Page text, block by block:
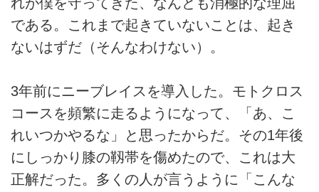
である。これまで起きていないことは、起き
ないはずだ（そんなわけない）。
3年前にニーブレイスを導入した。モトクロス
コースを頻繁に走るようになって、「あ、こ
れいつかやるな」と思ったからだ。その1年後
にしっかり膝の靱帯を傷めたので、これは大
正解だった。多くの人が言うように「こんな